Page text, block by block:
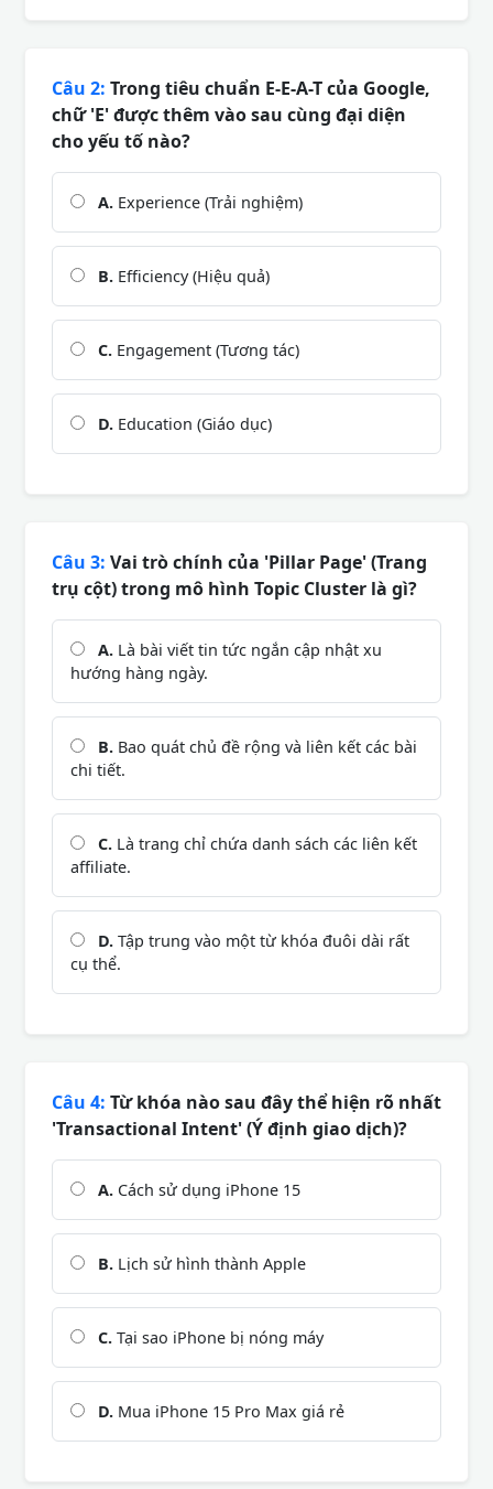
Câu 2: Trong tiêu chuẩn E-E-A-T của Google,
chữ 'E' được thêm vào sau cùng đại diện
cho yếu tố nào?
A. Experience (Trải nghiệm)
B. Efficiency (Hiệu quả)
C. Engagement (Tương tác)
D. Education (Giáo dục)
Câu 3: Vai trò chính của 'Pillar Page' (Trang
trụ cột) trong mô hình Topic Cluster là gì?
A. Là bài viết tin tức ngắn cập nhật xu
hướng hàng ngày.
B. Bao quát chủ đề rộng và liên kết các bài
chi tiết.
C. Là trang chỉ chứa danh sách các liên kết
affiliate.
D. Tập trung vào một từ khóa đuôi dài rất
cụ thể.
Câu 4: Từ khóa nào sau đây thể hiện rõ nhất
'Transactional Intent' (Ý định giao dịch)?
A. Cách sử dụng iPhone 15
B. Lịch sử hình thành Apple
C. Tại sao iPhone bị nóng máy
D. Mua iPhone 15 Pro Max giá rẻ